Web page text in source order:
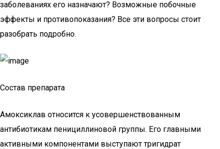
заболеваниях его назначают? Возможные побочные
эффекты и противопоказания? Все эти вопросы стоит
разобрать подробно.
Состав препарата
Амоксиклав относится к усовершенствованным
антибиотикам пенициллиновой группы. Его главными
активными компонентами выступают тригидрат